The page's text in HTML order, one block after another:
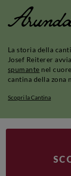
La storia della
Josef Reiterer
spumante nel
cantina della zona
Scopri la Cantina